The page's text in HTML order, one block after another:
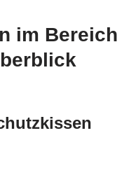
im Bereich